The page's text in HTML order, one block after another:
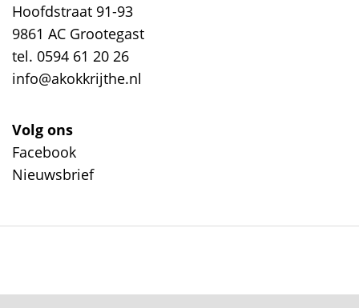
Hoofdstraat 91-93
9861 AC Grootegast
tel. 0594 61 20 26
info@akokkrijthe.nl
Volg ons
Facebook
Nieuwsbrief